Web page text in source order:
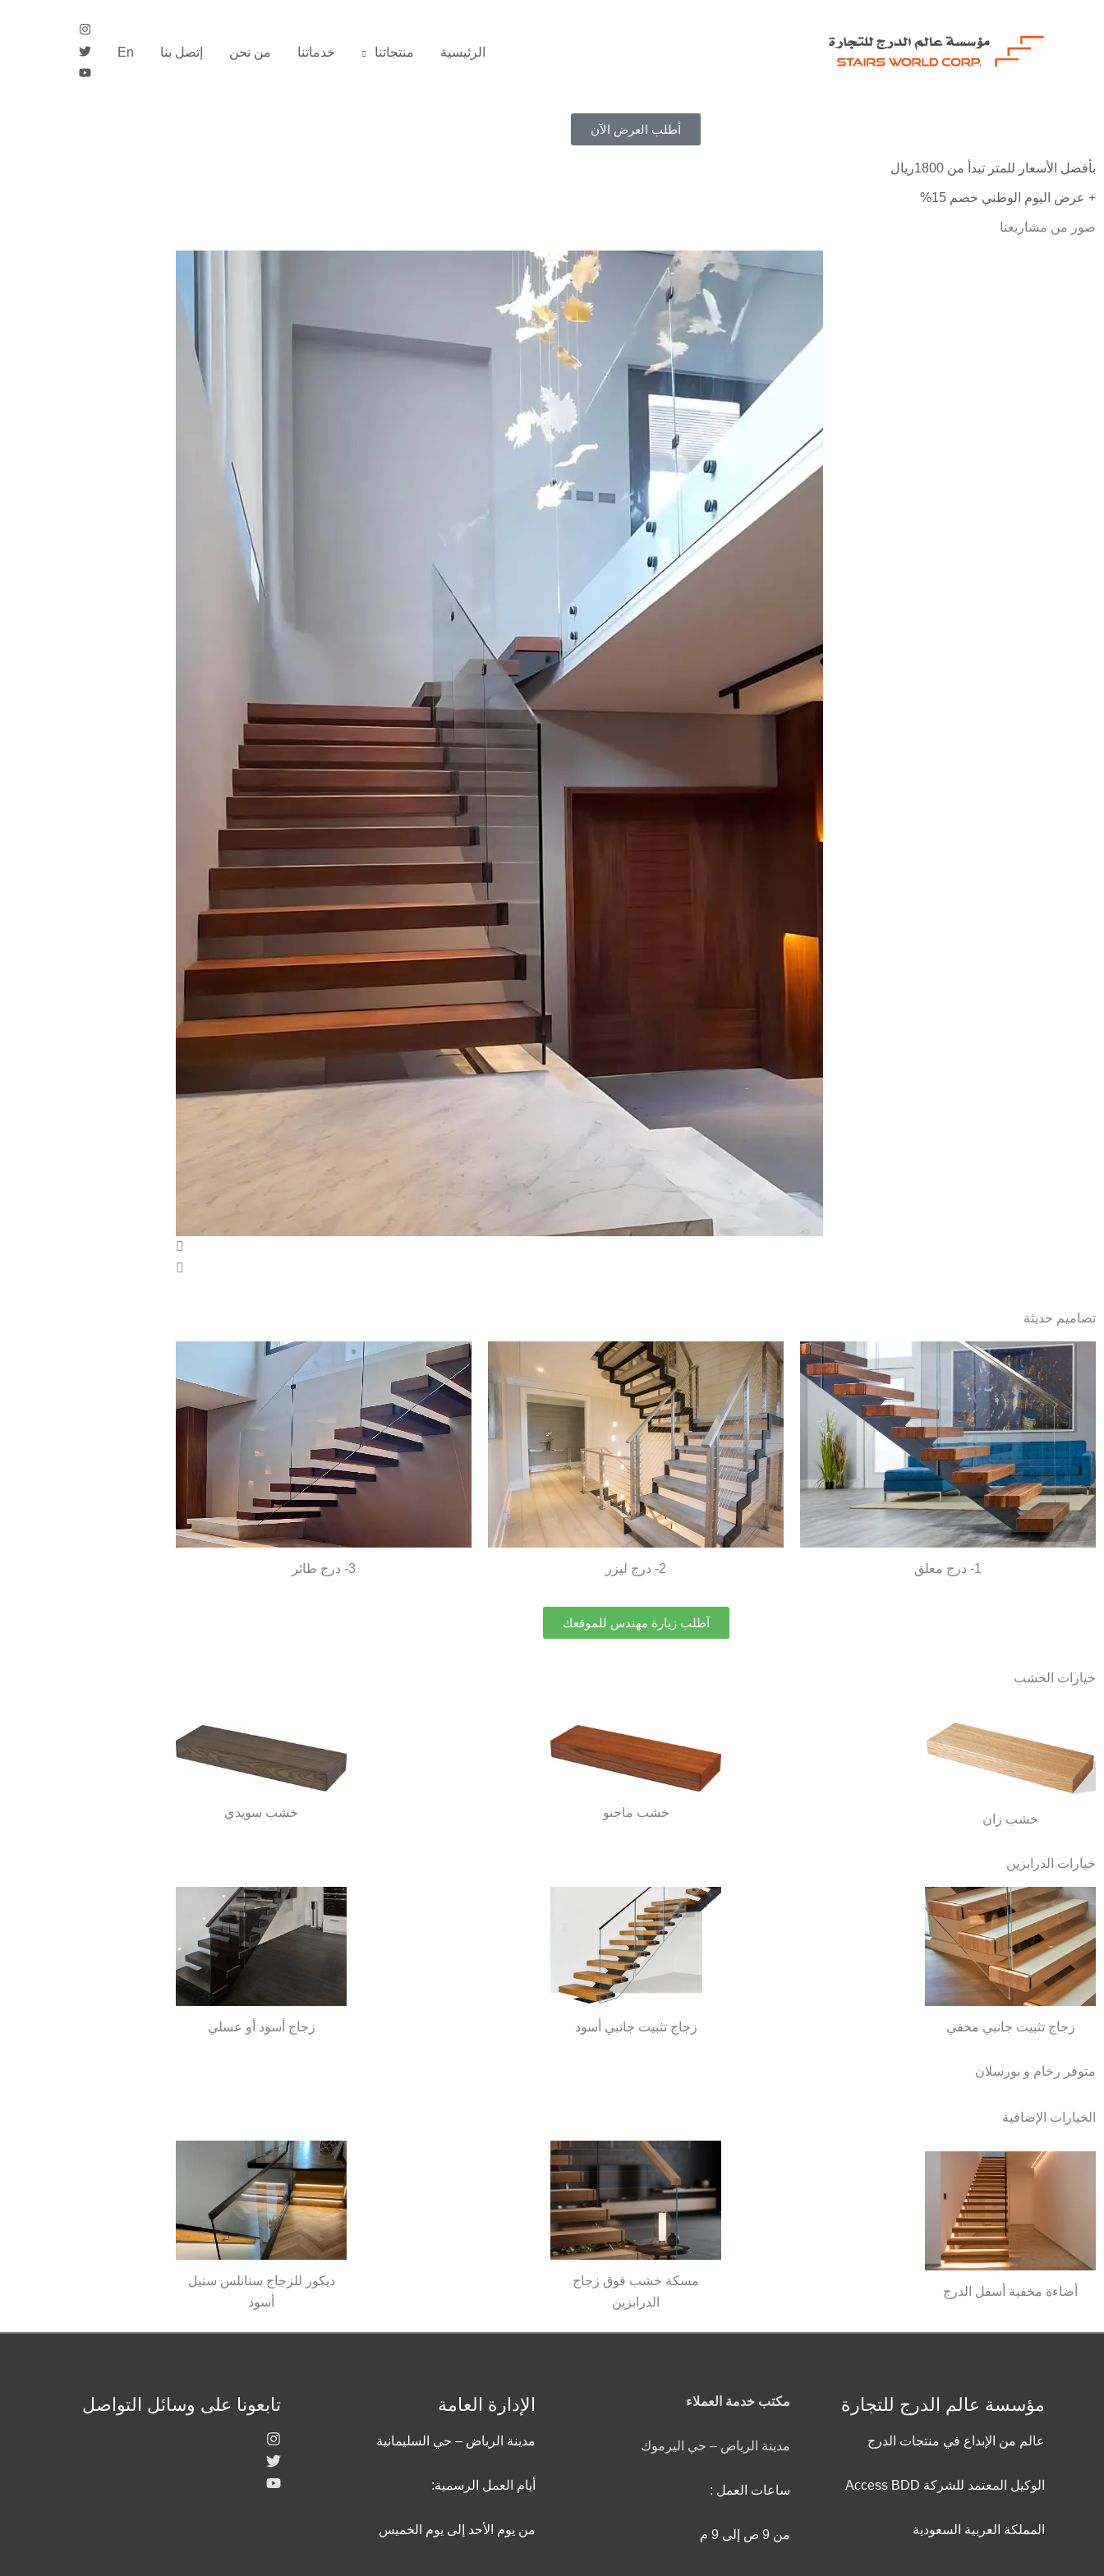
الرئيسية منتجاتنا خدماتنا من نحن إتصل بنا En
أطلب العرض الآن
بأفضل الأسعار للمتر تبدأ من 1800ريال
+ عرض اليوم الوطني خصم 15%
صور من مشاريعنا
تصاميم حديثة
1- درج معلق 2- درج ليزر 3- درج طائر
آطلب زيارة مهندس للموقعك
خيارات الخشب
خشب زان
خشب ماجنو خشب سويدي
خيارات الدرابزين
زجاج تثبيت جانبي مخفي زجاج تثبيت جانبي أسود زجاج أسود أو عسلي
متوفر رخام و بورسلان
الخيارات الإضافية
أضاءة مخفية أسفل الدرج
مسكة خشب فوق زجاج
الدرابزين
ديكور للزجاج ستانلس ستيل
أسود
مؤسسة عالم الدرج للتجارة
عالم من الإبداع في منتجات الدرج
الوكيل المعتمد للشركة Access BDD
المملكة العربية السعودية
مكتب خدمة العملاء
مدينة الرياض – حي اليرموك
ساعات العمل :
من 9 ص إلى 9 م
الإدارة العامة
مدينة الرياض – حي السليمانية
أيام العمل الرسمية:
من يوم الأحد إلى يوم الخميس
تابعونا على وسائل التواصل